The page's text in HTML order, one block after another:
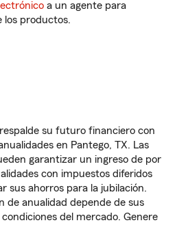
a un agente para
los productos.
su futuro financiero con
en Pantego, TX. Las
garantizar un ingreso de por
con impuestos diferidos
sus ahorros para la jubilación.
de anualidad depende de sus
del mercado. Genere